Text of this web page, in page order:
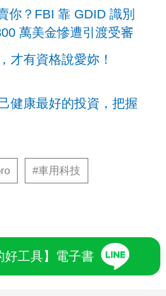
你？FBI 靠 GDID 識別
萬美金慘遭引渡受審
才有資格說愛妳！
健康最好的投資，把握
#車用科技
好工具】電子書